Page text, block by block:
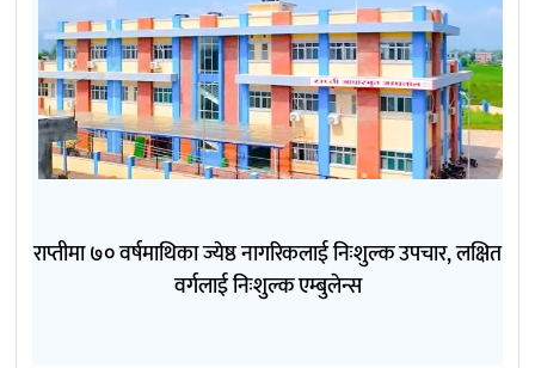
राप्तीमा ७० वर्षमाथिका ज्येष्ठ नागरिकलाई निःशुल्क उपचार, लक्षित
वर्गलाई निःशुल्क एम्बुलेन्स